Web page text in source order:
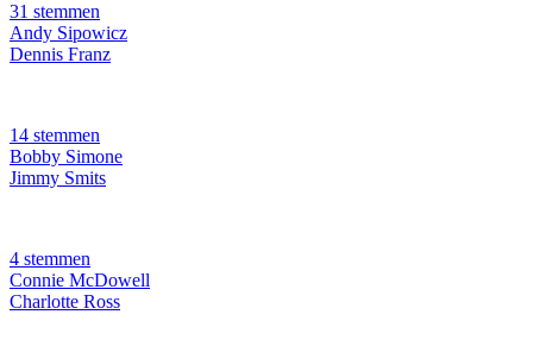
31 stemmen
Andy Sipowicz
Dennis Franz
14 stemmen
Bobby Simone
Jimmy Smits
4 stemmen
Connie McDowell
Charlotte Ross